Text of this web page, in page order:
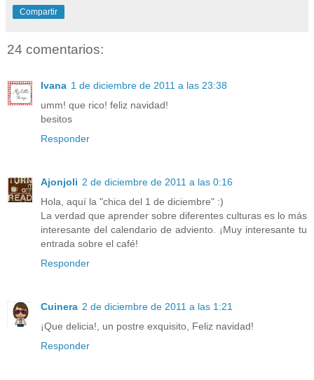
Compartir
24 comentarios:
Ivana 1 de diciembre de 2011 a las 23:38
umm! que rico! feliz navidad!
besitos
Responder
Ajonjoli 2 de diciembre de 2011 a las 0:16
Hola, aquí la "chica del 1 de diciembre" :)
La verdad que aprender sobre diferentes culturas es lo más
interesante del calendario de adviento. ¡Muy interesante tu
entrada sobre el café!
Responder
Cuinera 2 de diciembre de 2011 a las 1:21
¡Que delicia!, un postre exquisito, Feliz navidad!
Responder